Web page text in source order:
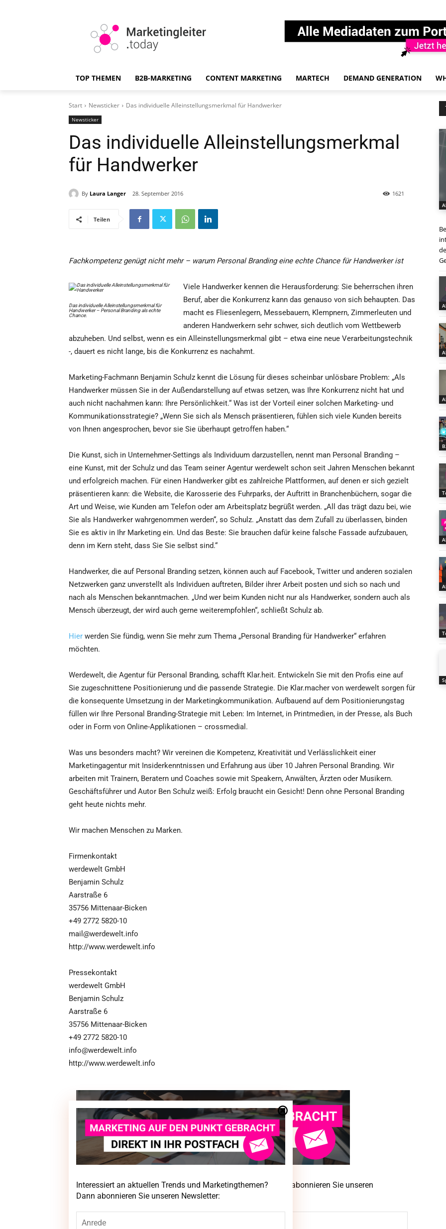
TOP THEMEN B2B-MARKETING CONTENT MARKETING MARTECH DEMAND GENERATION
Start Newsticker Das individuelle Alleinstellungsmerkmal für Handwerker
Newsticker
Das individuelle Alleinstellungsmerkmal
für Handwerker
By Laura Langer 28. September 2016 1621
Teilen
Fachkompetenz genügt nicht mehr – warum Personal Branding eine echte Chance für Handwerker ist
Das individuelle Alleinstellungsmerkmal für
Handwerker – Personal Branding als echte
Chance.
Viele Handwerker kennen die Herausforderung: Sie beherrschen ihren
Beruf, aber die Konkurrenz kann das genauso von sich behaupten. Das
macht es Fliesenlegern, Messebauern, Klempnern, Zimmerleuten und
anderen Handwerkern sehr schwer, sich deutlich vom Wettbewerb
abzuheben. Und selbst, wenn es ein Alleinstellungsmerkmal gibt – etwa eine neue Verarbeitungstechnik
-, dauert es nicht lange, bis die Konkurrenz es nachahmt.
Marketing-Fachmann Benjamin Schulz kennt die Lösung für dieses scheinbar unlösbare Problem: „Als
Handwerker müssen Sie in der Außendarstellung auf etwas setzen, was Ihre Konkurrenz nicht hat und
auch nicht nachahmen kann: Ihre Persönlichkeit.“ Was ist der Vorteil einer solchen Marketing- und
Kommunikationsstrategie? „Wenn Sie sich als Mensch präsentieren, fühlen sich viele Kunden bereits
von Ihnen angesprochen, bevor sie Sie überhaupt getroffen haben.“
Die Kunst, sich in Unternehmer-Settings als Individuum darzustellen, nennt man Personal Branding –
eine Kunst, mit der Schulz und das Team seiner Agentur werdewelt schon seit Jahren Menschen bekannt
und erfolgreich machen. Für einen Handwerker gibt es zahlreiche Plattformen, auf denen er sich gezielt
präsentieren kann: die Website, die Karosserie des Fuhrparks, der Auftritt in Branchenbüchern, sogar die
Art und Weise, wie Kunden am Telefon oder am Arbeitsplatz begrüßt werden. „All das trägt dazu bei, wie
Sie als Handwerker wahrgenommen werden“, so Schulz. „Anstatt das dem Zufall zu überlassen, binden
Sie es aktiv in Ihr Marketing ein. Und das Beste: Sie brauchen dafür keine falsche Fassade aufzubauen,
denn im Kern steht, dass Sie Sie selbst sind.“
Handwerker, die auf Personal Branding setzen, können auch auf Facebook, Twitter und anderen sozialen
Netzwerken ganz unverstellt als Individuen auftreten, Bilder ihrer Arbeit posten und sich so nach und
nach als Menschen bekanntmachen. „Und wer beim Kunden nicht nur als Handwerker, sondern auch als
Mensch überzeugt, der wird auch gerne weiterempfohlen“, schließt Schulz ab.
Hier werden Sie fündig, wenn Sie mehr zum Thema „Personal Branding für Handwerker“ erfahren
möchten.
Werdewelt, die Agentur für Personal Branding, schafft Klar.heit. Entwickeln Sie mit den Profis eine auf
Sie zugeschnittene Positionierung und die passende Strategie. Die Klar.macher von werdewelt sorgen für
die konsequente Umsetzung in der Marketingkommunikation. Aufbauend auf dem Positionierungstag
füllen wir Ihre Personal Branding-Strategie mit Leben: Im Internet, in Printmedien, in der Presse, als Buch
oder in Form von Online-Applikationen – crossmedial.
Was uns besonders macht? Wir vereinen die Kompetenz, Kreativität und Verlässlichkeit einer
Marketingagentur mit Insiderkenntnissen und Erfahrung aus über 10 Jahren Personal Branding. Wir
arbeiten mit Trainern, Beratern und Coaches sowie mit Speakern, Anwälten, Ärzten oder Musikern.
Geschäftsführer und Autor Ben Schulz weiß: Erfolg braucht ein Gesicht! Denn ohne Personal Branding
geht heute nichts mehr.
Wir machen Menschen zu Marken.
Firmenkontakt
werdewelt GmbH
Benjamin Schulz
Aarstraße 6
35756 Mittenaar-Bicken
+49 2772 5820-10
mail@werdewelt.info
http://www.werdewelt.info
Pressekontakt
werdewelt GmbH
Benjamin Schulz
Aarstraße 6
35756 Mittenaar-Bicken
+49 2772 5820-10
info@werdewelt.info
http://www.werdewelt.info
Interessiert an aktuellen Trends und Marketingthemen? Dann abonnieren Sie unseren
Newsletter:
Interessiert an aktuellen Trends und Marketingthemen?
Dann abonnieren Sie unseren Newsletter: